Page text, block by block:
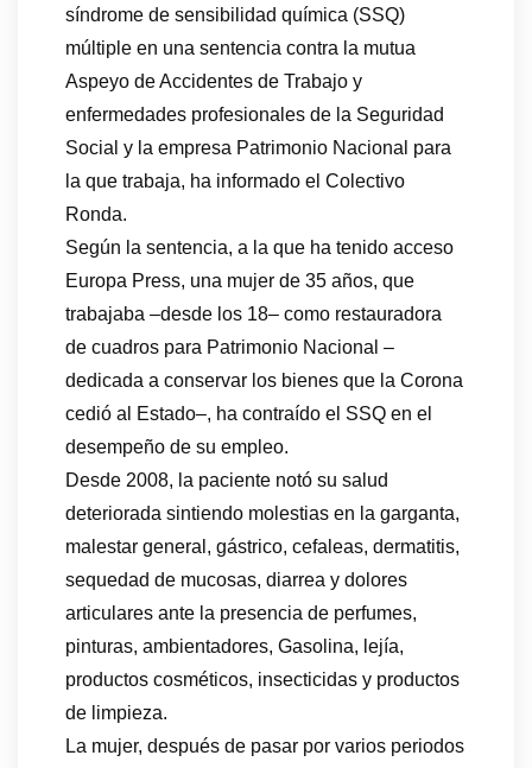
síndrome de sensibilidad química (SSQ)
múltiple en una sentencia contra la mutua
Aspeyo de Accidentes de Trabajo y
enfermedades profesionales de la Seguridad
Social y la empresa Patrimonio Nacional para
la que trabaja, ha informado el Colectivo
Ronda.
Según la sentencia, a la que ha tenido acceso
Europa Press, una mujer de 35 años, que
trabajaba –desde los 18– como restauradora
de cuadros para Patrimonio Nacional –
dedicada a conservar los bienes que la Corona
cedió al Estado–, ha contraído el SSQ en el
desempeño de su empleo.
Desde 2008, la paciente notó su salud
deteriorada sintiendo molestias en la garganta,
malestar general, gástrico, cefaleas, dermatitis,
sequedad de mucosas, diarrea y dolores
articulares ante la presencia de perfumes,
pinturas, ambientadores, Gasolina, lejía,
productos cosméticos, insecticidas y productos
de limpieza.
La mujer, después de pasar por varios periodos